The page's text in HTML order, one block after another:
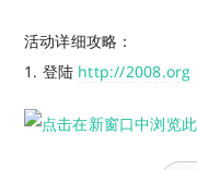
活动详细攻略：
1. 登陆 http://2008.org